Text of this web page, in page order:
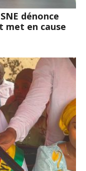
dénonce
met en cause